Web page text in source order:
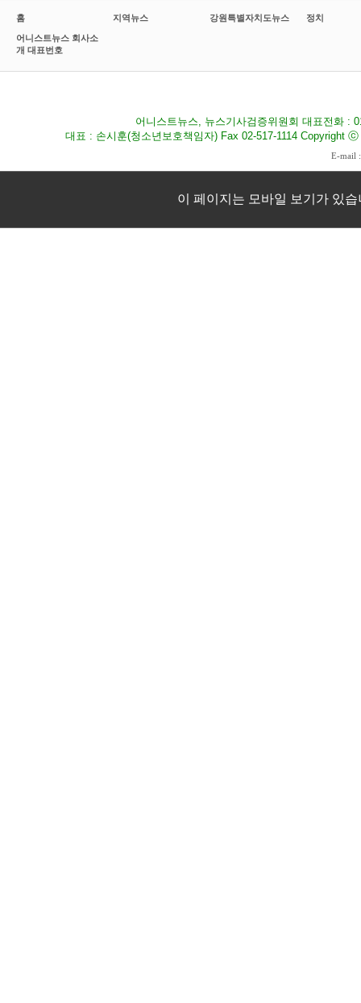
홈 지역뉴스 강원특별자치도뉴스 정치
어니스트뉴스 회사소
개 대표번호
어니스트뉴스, 뉴스기사검증위원회 대표전화 :
대표 : 손시훈(청소년보호책임자) Fax 02-517-1114 Copyright
E-mail
이 페이지는 모바일 보기가 있